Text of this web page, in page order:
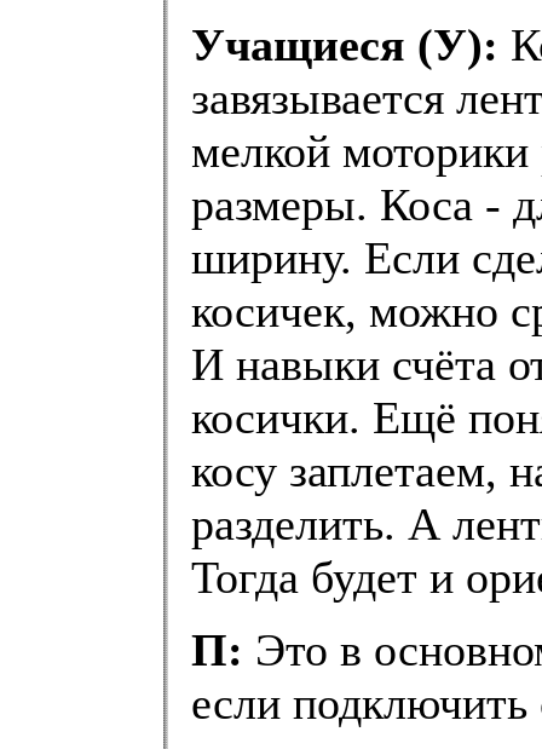
Учащиеся (У):
завязывается
мелкой
размеры. Коса -
ширину. Если
косичек, можно
И навыки счёта
косички. Ещё
косу заплетаем,
разделить. А
Тогда будет и
П: Это в
если подключить